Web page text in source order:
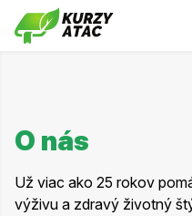
O nás
Už viac ako 25 rokov
výživu a zdravý životný